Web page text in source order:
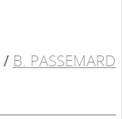
/ B. PASSEMARD